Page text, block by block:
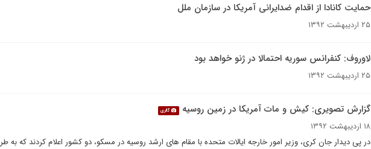
حمایت کانادا از اقدام ضدایرانی آمریکا در سازمان ملل
۲۵ اردیبهشت ۱۳۹۲
لاوروف: کنفرانس سوریه احتمالا در ژنو خواهد بود
۲۵ اردیبهشت ۱۳۹۲
گزارش تصویری: کیش و مات آمریکا در زمین روسیه گالری
۱۸ اردیبهشت ۱۳۹۲
در پی دیدار جان کری، وزیر امور خارجه ایالات متحده با مقام های ارشد روسیه در مسکو، دو کشور اعلام کردند که به